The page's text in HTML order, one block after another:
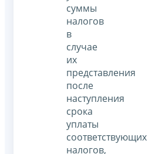
суммы
налогов
в
случае
их
представления
после
наступления
срока
уплаты
соответствующих
налогов,